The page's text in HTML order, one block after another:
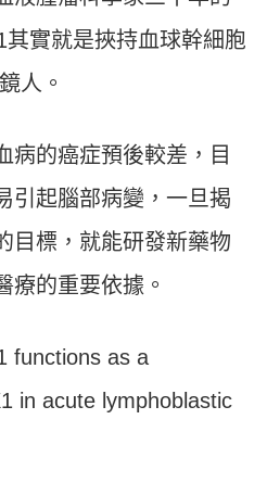
實就是挾持血球幹細胞
人。
病的癌症預後較差，目
引起腦部病變，一旦揭
目標，就能研發新藥物
療的重要依據。
functions as a
in acute lymphoblastic